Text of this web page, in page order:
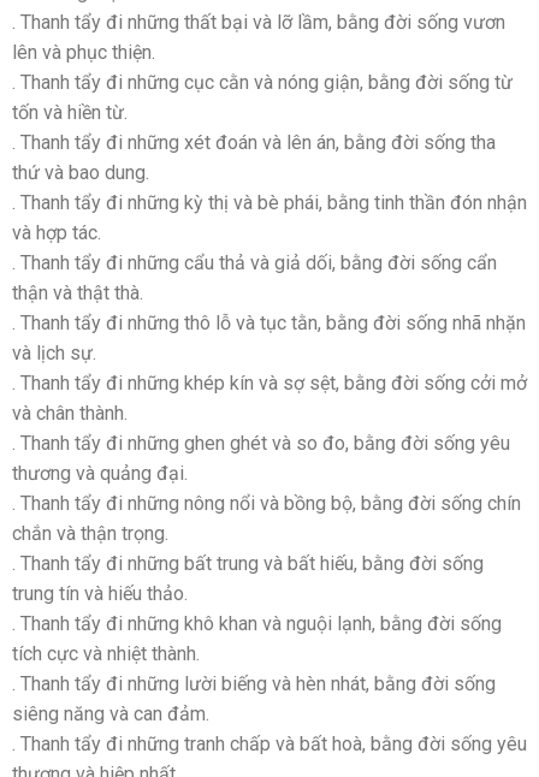
. Thanh tẩy đi những thất bại và lỡ lầm, bằng đời sống vươn
lên và phục thiện.
. Thanh tẩy đi những cục cằn và nóng giận, bằng đời sống từ
tốn và hiền từ.
. Thanh tẩy đi những xét đoán và lên án, bằng đời sống tha
thứ và bao dung.
. Thanh tẩy đi những kỳ thị và bè phái, bằng tinh thần đón nhận
và hợp tác.
. Thanh tẩy đi những cẩu thả và giả dối, bằng đời sống cẩn
thận và thật thà.
. Thanh tẩy đi những thô lỗ và tục tằn, bằng đời sống nhã nhặn
và lịch sự.
. Thanh tẩy đi những khép kín và sợ sệt, bằng đời sống cởi mở
và chân thành.
. Thanh tẩy đi những ghen ghét và so đo, bằng đời sống yêu
thương và quảng đại.
. Thanh tẩy đi những nông nổi và bồng bộ, bằng đời sống chín
chắn và thận trọng.
. Thanh tẩy đi những bất trung và bất hiếu, bằng đời sống
trung tín và hiếu thảo.
. Thanh tẩy đi những khô khan và nguội lạnh, bằng đời sống
tích cực và nhiệt thành.
. Thanh tẩy đi những lười biếng và hèn nhát, bằng đời sống
siêng năng và can đảm.
. Thanh tẩy đi những tranh chấp và bất hoà, bằng đời sống yêu